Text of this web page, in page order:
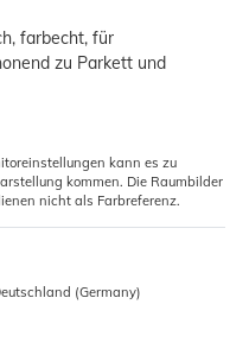
farbecht, für
zu Parkett und
kann es zu
kommen. Die Raumbilder
nicht als Farbreferenz.
(Germany)